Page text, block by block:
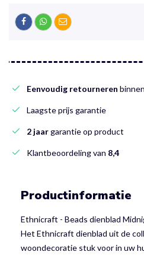
Eenvoudig retourneren
Laagste prijs garantie
2 jaargarantie op product
Klantbeoordeling van 8,4
Productinformatie
Ethnicraft - Beads dienblad
Het Ethnicraft dienblad uit de
woondecoratie stuk voor in uw